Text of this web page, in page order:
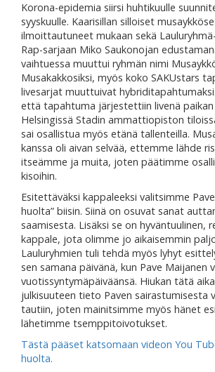
Korona-epidemia siirsi huhtikuulle
syyskuulle. Kaarisillan silloiset
ilmoittautuneet mukaan sekä
Rap-sarjaan Miko Saukonojan
vaihtuessa muuttui ryhmän nimi
Musakakkosiksi, myös koko SAKUstars
livesarjat muuttuivat
että tapahtuma järjestettiin livenä paikan
Helsingissä Stadin ammattiopiston
sai osallistua myös etänä tallenteilla.
kanssa oli aivan selvää, ettemme lähde
itseämme ja muita, joten päätimme
kisoihin.
Esitettäväksi kappaleeksi valitsimme
huolta” biisin. Siinä on osuvat sanat
saamisesta. Lisäksi se on hyväntuulinen,
kappale, jota olimme jo aikaisemmin
Lauluryhmien tuli tehdä myös lyhyt
sen samana päivänä, kun Pave Maijanen
vuotissyntymäpäiväänsä. Hiukan tätä
julkisuuteen tieto Paven sairastumisesta
tautiin, joten mainitsimme myös hänet
lähetimme tsemppitoivotukset.
Tästä pääset katsomaan videon You
huolta.